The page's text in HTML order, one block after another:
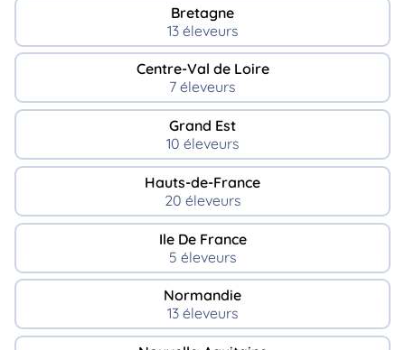
Bretagne
13 éleveurs
Centre-Val de Loire
7 éleveurs
Grand Est
10 éleveurs
Hauts-de-France
20 éleveurs
Ile De France
5 éleveurs
Normandie
13 éleveurs